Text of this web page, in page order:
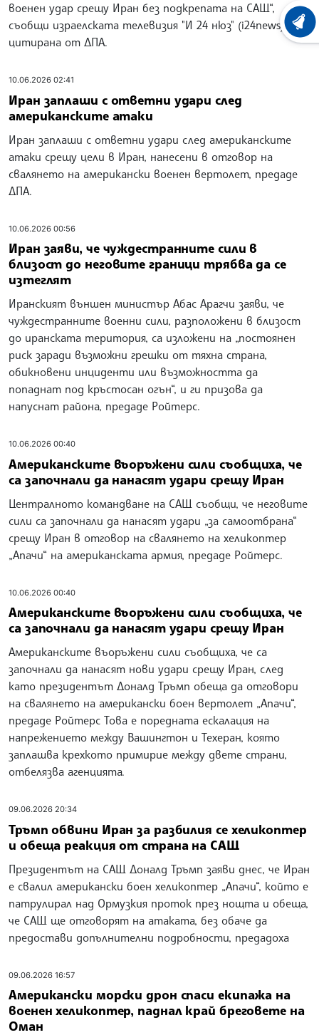
военен удар срещу Иран без подкрепата на САЩ“,
съобщи израелската телевизия "И 24 нюз" (i24news),
цитирана от ДПА.
10.06.2026 02:41
Иран заплаши с ответни удари след
американските атаки
Иран заплаши с ответни удари след американските
атаки срещу цели в Иран, нанесени в отговор на
свалянето на американски военен вертолет, предаде
ДПА.
10.06.2026 00:56
Иран заяви, че чуждестранните сили в
близост до неговите граници трябва да се
изтеглят
Иранският външен министър Абас Арагчи заяви, че
чуждестранните военни сили, разположени в близост
до иранската територия, са изложени на „постоянен
риск заради възможни грешки от тяхна страна,
обикновени инциденти или възможността да
попаднат под кръстосан огън“, и ги призова да
напуснат района, предаде Ройтерс.
10.06.2026 00:40
Американските въоръжени сили съобщиха, че
са започнали да нанасят удари срещу Иран
Централното командване на САЩ съобщи, че неговите
сили са започнали да нанасят удари „за самоотбрана“
срещу Иран в отговор на свалянето на хеликоптер
„Апачи“ на американската армия, предаде Ройтерс.
10.06.2026 00:40
Американските въоръжени сили съобщиха, че
са започнали да нанасят удари срещу Иран
Американските въоръжени сили съобщиха, че са
започнали да нанасят нови удари срещу Иран, след
като президентът Доналд Тръмп обеща да отговори
на свалянето на американски боен вертолет „Апачи“,
предаде Ройтерс Това е поредната ескалация на
напрежението между Вашингтон и Техеран, която
заплашва крехкото примирие между двете страни,
отбелязва агенцията.
09.06.2026 20:34
Тръмп обвини Иран за разбилия се хеликоптер
и обеща реакция от страна на САЩ
Президентът на САЩ Доналд Тръмп заяви днес, че Иран
е свалил американски боен хеликоптер „Апачи“, който е
патрулирал над Ормузкия проток през нощта и обеща,
че САЩ ще отговорят на атаката, без обаче да
предостави допълнителни подробности, предадоха
09.06.2026 16:57
Американски морски дрон спаси екипажа на
военен хеликоптер, паднал край бреговете на
Оман